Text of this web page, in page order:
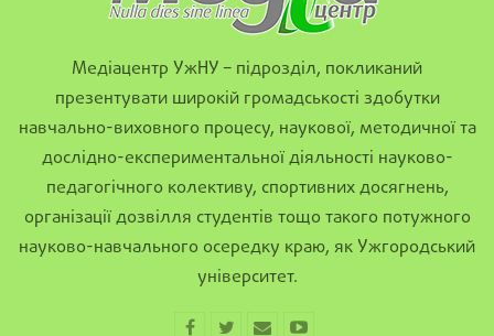
Медіацентр УжНУ – підрозділ, покликаний
презентувати широкій громадськості здобутки
навчально-виховного процесу, наукової, методичної та
дослідно-експериментальної діяльності науково-
педагогічного колективу, спортивних досягнень,
організації дозвілля студентів тощо такого потужного
науково-навчального осередку краю, як Ужгородський
університет.